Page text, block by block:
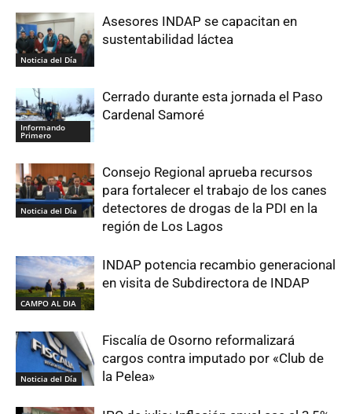
Noticia del Día
Asesores INDAP se capacitan en
sustentabilidad láctea
Informando
Primero
Cerrado durante esta jornada el Paso
Cardenal Samoré
Noticia del Día
Consejo Regional aprueba recursos
para fortalecer el trabajo de los canes
detectores de drogas de la PDI en la
región de Los Lagos
CAMPO AL DIA
INDAP potencia recambio generacional
en visita de Subdirectora de INDAP
Noticia del Día
Fiscalía de Osorno reformalizará
cargos contra imputado por «Club de
la Pelea»